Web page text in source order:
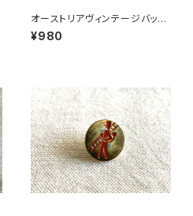
オーストリアヴィンテージバッジ
チロル
¥980